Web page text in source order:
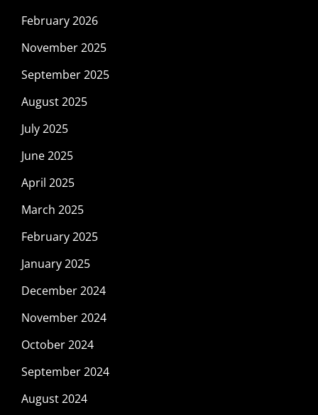
February 2026
November 2025
September 2025
August 2025
July 2025
June 2025
April 2025
March 2025
February 2025
January 2025
December 2024
November 2024
October 2024
September 2024
August 2024